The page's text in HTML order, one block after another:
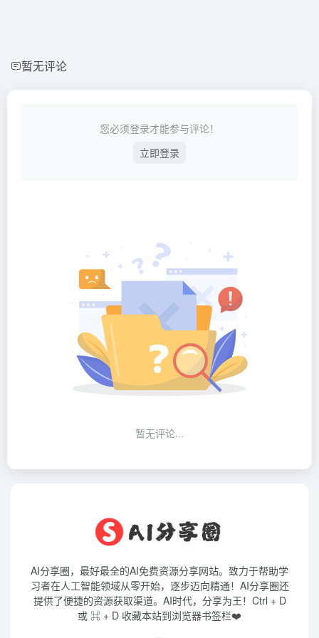
暂无评论
您必须登录才能参与评论！
立即登录
暂无评论...
AI分享圈，最好最全的AI免费资源分享网站。致力于帮助学
习者在人工智能领域从零开始，逐步迈向精通！AI分享圈还
提供了便捷的资源获取渠道。AI时代，分享为王！Ctrl + D
或 ⌘ + D 收藏本站到浏览器书签栏❤️